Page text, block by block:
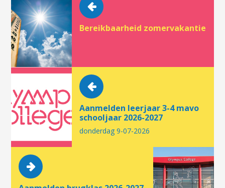
Bereikbaarheid zomervakantie
Aanmelden leerjaar 3-4 mavo
schooljaar 2026-2027
donderdag 9-07-2026